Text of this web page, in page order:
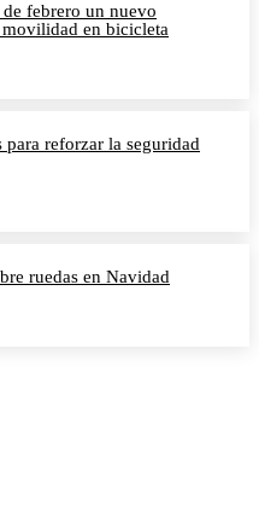
febrero un nuevo
en bicicleta
para reforzar la seguridad
ruedas en Navidad